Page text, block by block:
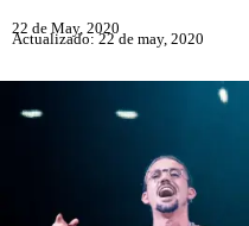
22 de May, 2020
Actualizado: 22 de may, 2020